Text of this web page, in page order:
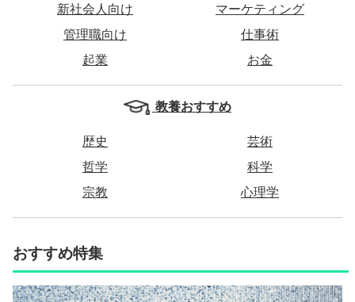
新社会人向け
マーケティング
管理職向け
仕事術
起業
お金
教養おすすめ
歴史
芸術
哲学
科学
宗教
心理学
おすすめ特集